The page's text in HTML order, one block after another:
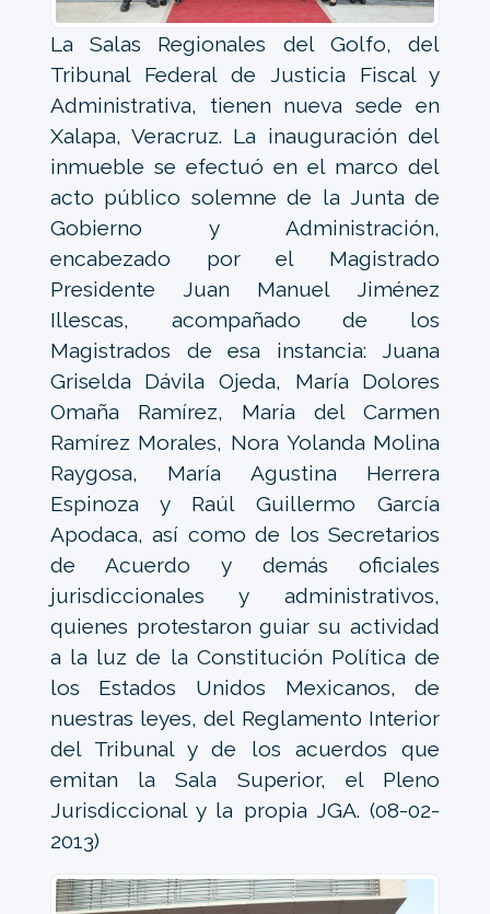
La Salas Regionales del Golfo, del
Tribunal Federal de Justicia Fiscal y
Administrativa, tienen nueva sede en
Xalapa, Veracruz. La inauguración del
inmueble se efectuó en el marco del
acto público solemne de la Junta de
Gobierno y Administración,
encabezado por el Magistrado
Presidente Juan Manuel Jiménez
Illescas, acompañado de los
Magistrados de esa instancia: Juana
Griselda Dávila Ojeda, María Dolores
Omaña Ramírez, María del Carmen
Ramírez Morales, Nora Yolanda Molina
Raygosa, María Agustina Herrera
Espinoza y Raúl Guillermo García
Apodaca, así como de los Secretarios
de Acuerdo y demás oficiales
jurisdiccionales y administrativos,
quienes protestaron guiar su actividad
a la luz de la Constitución Política de
los Estados Unidos Mexicanos, de
nuestras leyes, del Reglamento Interior
del Tribunal y de los acuerdos que
emitan la Sala Superior, el Pleno
Jurisdiccional y la propia JGA. (08-02-
2013)